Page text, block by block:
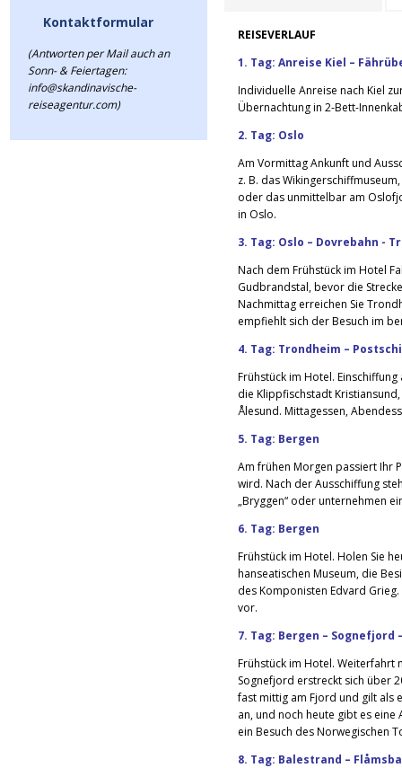
Kontaktformular
(Antworten per Mail auch an
Sonn- & Feiertagen:
info@skandinavische-
reiseagentur.com)
REISEVERLAUF
1. Tag: Anreise Kiel –
Individuelle Anreise nach Kiel
Übernachtung in 2-Bett-
2. Tag: Oslo
Am Vormittag Ankunft und
z. B. das
oder das unmittelbar am
in Oslo.
3. Tag: Oslo – Dovrebahn -
Nach dem Frühstück im Hotel
Gudbrandstal, bevor die
Nachmittag erreichen Sie
empfiehlt sich der Besuch im
4. Tag: Trondheim –
Frühstück im Hotel.
die Klippfischstadt
Ålesund. Mittagessen,
5. Tag: Bergen
Am frühen Morgen passiert Ihr
wird. Nach der Ausschiffung
„Bryggen“ oder unternehmen
6. Tag: Bergen
Frühstück im Hotel. Holen Sie
hanseatischen Museum, die
des Komponisten Edvard
vor.
7. Tag: Bergen – Sognefjord
Frühstück im Hotel. Weiterfahrt
Sognefjord erstreckt sich über
fast mittig am Fjord und gilt als
an, und noch heute gibt es
ein Besuch des Norwegischen
8. Tag: Balestrand –